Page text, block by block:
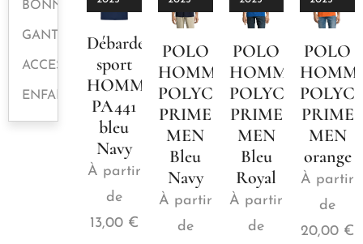
BONNETS
GANTS
ACCESSOIRES
ENFANTS
Débardeur
sport
HOMME
PA441
bleu
Navy
À partir
de
13,00€
POLO
HOMME
POLYCOTON
PRIME
MEN
Bleu
Navy
À partir
de
POLO
HOMME
POLYCOTON
PRIME
MEN
Bleu
Royal
À partir
de
POLO
PRIME
MEN
orange
À partir
de
20,00 €